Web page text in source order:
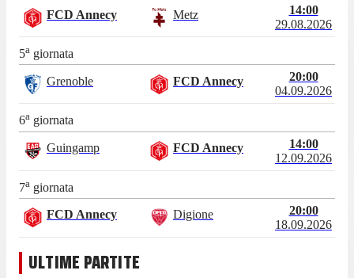
FCD Annecy Metz
14:00
29.08.2026
5a giornata
Grenoble FCD Annecy
20:00
04.09.2026
6a giornata
Guingamp FCD Annecy
14:00
12.09.2026
7a giornata
FCD Annecy Digione
20:00
18.09.2026
ULTIME PARTITE